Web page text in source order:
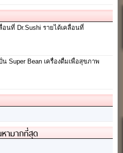
นที่ Dr.Sushi รายได้เคลื่อนที่
Super Bean เครื่องดื่มเพื่อสุขภาพ
หามากที่สุด